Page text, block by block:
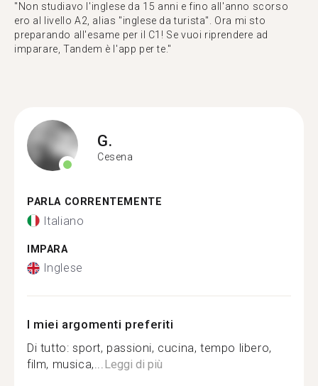
"Non studiavo l'inglese da 15 anni e fino all'anno scorso
ero al livello A2, alias "inglese da turista". Ora mi sto
preparando all'esame per il C1! Se vuoi riprendere ad
imparare, Tandem è l'app per te."
G.
Cesena
PARLA CORRENTEMENTE
Italiano
IMPARA
Inglese
I miei argomenti preferiti
Di tutto: sport, passioni, cucina, tempo libero,
film, musica,...Leggi di più